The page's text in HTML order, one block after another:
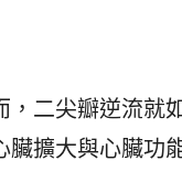
二尖瓣逆流就
擴大與心臟功